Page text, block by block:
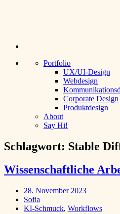
Portfolio
UX/UI-Design
Webdesign
Corporate Design
Produktdesign
About
Say Hi!
Schlagwort: Stable
Wissenschaftliche
28. November 2023
Sofia
KI-Schmuck, Workflows